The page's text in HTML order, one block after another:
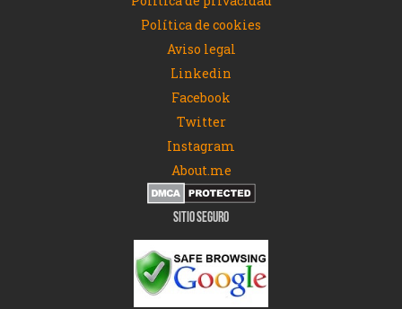
Política de cookies
Aviso legal
Linkedin
Facebook
Twitter
Instagram
About.me
SITIO SEGURO